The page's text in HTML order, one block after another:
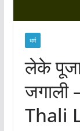
धर्म
लेके
जगाली
Thali